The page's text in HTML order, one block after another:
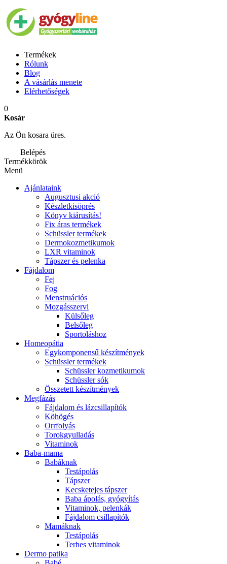
Termékek
Rólunk
Blog
A vásárlás menete
Elérhetőségek
0
Kosár
Az Ön kosara üres.
Belépés
Termékkörök
Menü
Ajánlataink
Augusztusi akció
Készletkisöprés
Könyv kiárusítás!
Fix áras termékek
Schüssler termékek
Dermokozmetikumok
LXR vitaminok
Tápszer és pelenka
Fájdalom
Fej
Fog
Menstruációs
Mozgásszervi
Külsőleg
Belsőleg
Sportoláshoz
Homeopátia
Egykomponensű készítmények
Schüssler termékek
Schüssler kozmetikumok
Schüssler sók
Összetett készítmények
Megfázás
Fájdalom és lázcsillapítók
Köhögés
Orrfolyás
Torokgyulladás
Vitaminok
Baba-mama
Babáknak
Testápolás
Tápszer
Kecsketejes tápszer
Baba ápolás, gyógyítás
Vitaminok, pelenkák
Fájdalom csillapítók
Mamáknak
Testápolás
Terhes vitaminok
Dermo patika